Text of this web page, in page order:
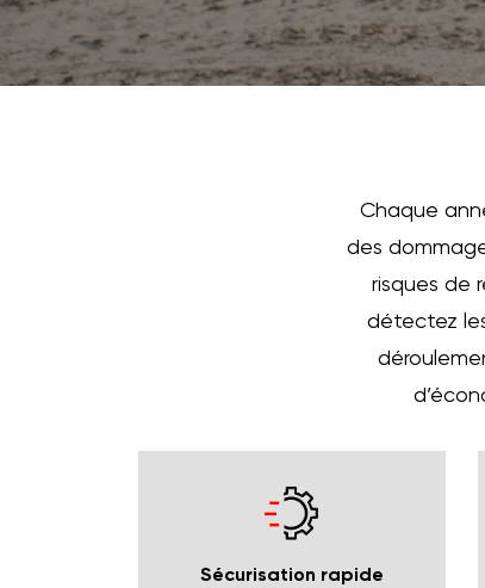
Chaque
des
risques de
détectez
Sécurisation rapide